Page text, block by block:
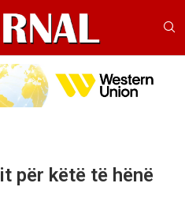
për këtë të hënë